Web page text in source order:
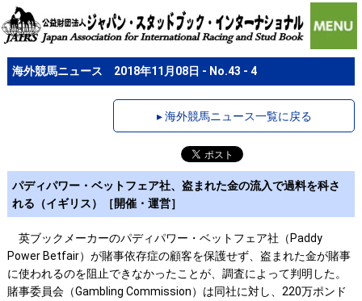
海外競馬ニュース 2018年11月08日 - No.43 - 4
▸ 海外競馬ニュース一覧に戻る
パディパワー・ベットフェア社、盗まれた金の流入で過料を科さ
れる（イギリス）［開催・運営］
英ブックメーカーのパディパワー・ベットフェア社（Paddy
Power Betfair）が賭事依存症の顧客を保護せず、盗まれた金が賭事
に使われるのを阻止できなかったことが、調査によって判明した。
賭事委員会（Gambling Commission）は同社に対し、220万ポンド